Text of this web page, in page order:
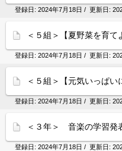
登録日: 2024年7月18日 / 更新日:
＜５組＞【夏野菜を育て
登録日: 2024年7月18日 / 更新日:
＜５組＞【元気いっぱい
登録日: 2024年7月18日 / 更新日:
＜３年＞ 音楽の学習発
登録日: 2024年7月18日 / 更新日: